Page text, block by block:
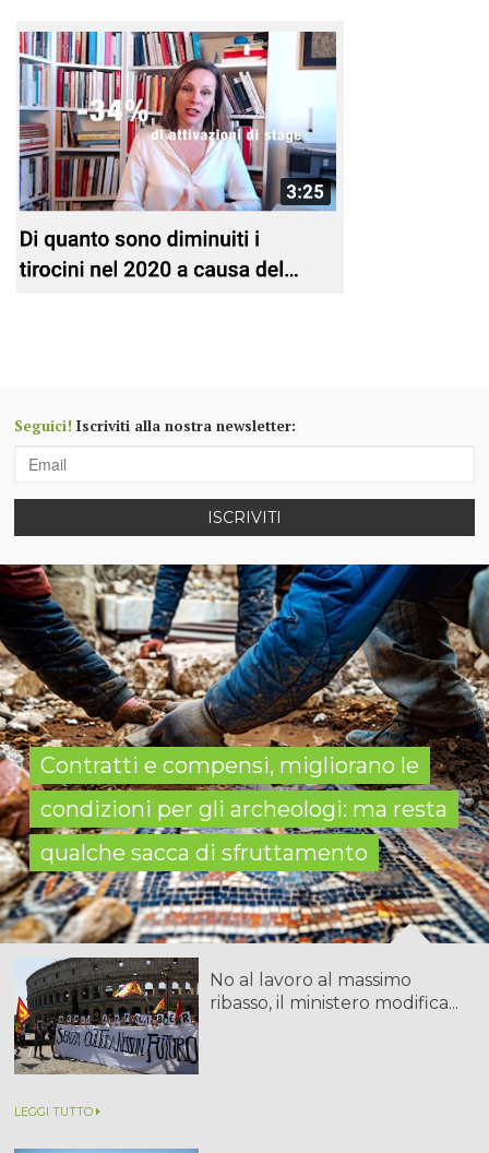
Seguici! Iscriviti alla nostra newsletter:
ISCRIVITI
Contratti e compensi, migliorano le
condizioni per gli archeologi: ma resta
qualche sacca di sfruttamento
No al lavoro al massimo
ribasso, il ministero modifica...
LEGGI TUTTO